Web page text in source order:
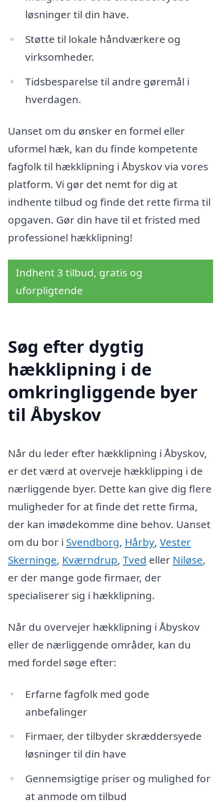
løsninger til din have.
Støtte til lokale håndværkere og
virksomheder.
Tidsbesparelse til andre gøremål i
hverdagen.
Uanset om du ønsker en formel eller
uformel hæk, kan du finde kompetente
fagfolk til hækklipning i Åbyskov via vores
platform. Vi gør det nemt for dig at
indhente tilbud og finde det rette firma til
opgaven. Gør din have til et fristed med
professionel hækklipning!
Indhent 3 tilbud, gratis og
uforpligtende
Søg efter dygtig
hækklipning i de
omkringliggende byer
til Åbyskov
Når du leder efter hækklipning i Åbyskov,
er det værd at overveje hækklipping i de
nærliggende byer. Dette kan give dig flere
muligheder for at finde det rette firma,
der kan imødekomme dine behov. Uanset
om du bor i Svendborg, Hårby, Vester
Skerninge, Kværndrup, Tved eller Niløse,
er der mange gode firmaer, der
specialiserer sig i hækklipning.
Når du overvejer hækklipning i Åbyskov
eller de nærliggende områder, kan du
med fordel søge efter:
Erfarne fagfolk med gode
anbefalinger
Firmaer, der tilbyder skræddersyede
løsninger til din have
Gennemsigtige priser og mulighed for
at anmode om tilbud